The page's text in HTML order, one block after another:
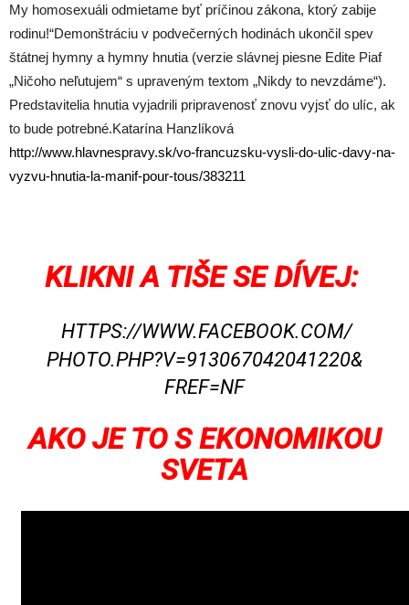
My homosexuáli odmietame byť príčinou zákona, ktorý zabije
rodinu!“Demonštráciu v podvečerných hodinách ukončil spev
štátnej hymny a hymny hnutia (verzie slávnej piesne Edite Piaf
„Ničoho neľutujem“ s upraveným textom „Nikdy to nevzdáme“).
Predstavitelia hnutia vyjadrili pripravenosť znovu vyjsť do ulíc, ak
to bude potrebné.Katarína Hanzlíková
http://www.hlavnespravy.sk/vo-francuzsku-vysli-do-ulic-davy-na-
vyzvu-hnutia-la-manif-pour-tous/383211
KLIKNI A TIŠE SE DÍVEJ:
HTTPS://WWW.FACEBOOK.COM/
PHOTO.PHP?V=913067042041220&
FREF=NF
AKO JE TO S EKONOMIKOU
SVETA